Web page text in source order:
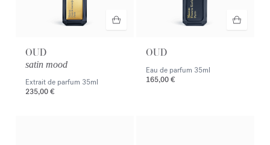
OUD
satin mood
Extrait de parfum 35ml
235,00 €
OUD
Eau de parfum 35ml
165,00 €